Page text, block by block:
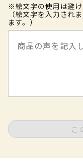
※絵文字の使用は避け
（絵文字を入力され
ます。）
こ